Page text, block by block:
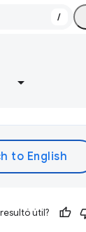
/
resultó útil?